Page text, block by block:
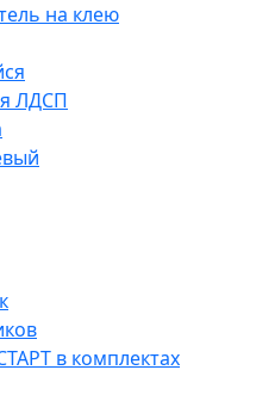
на клею
ЛДСП
в комплектах